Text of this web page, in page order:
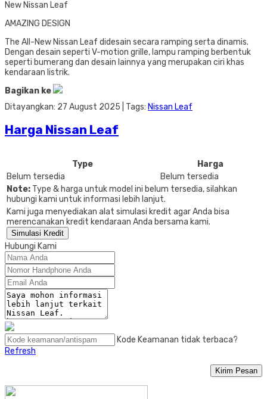
New Nissan Leaf
AMAZING DESIGN
The All-New Nissan Leaf didesain secara ramping serta dinamis.
Dengan desain seperti V-motion grille, lampu ramping berbentuk
seperti bumerang dan desain lainnya yang merupakan ciri khas
kendaraan listrik.
Bagikan ke
Ditayangkan: 27 August 2025 | Tags: Nissan Leaf
Harga Nissan Leaf
Type
Harga
Belum tersedia
Belum tersedia
Note: Type & harga untuk model ini belum tersedia, silahkan
hubungi kami untuk informasi lebih lanjut.
Kami juga menyediakan alat simulasi kredit agar Anda bisa
merencanakan kredit kendaraan Anda bersama kami.
Simulasi Kredit
Hubungi Kami
Kode Keamanan tidak terbaca?
Refresh
Kirim Pesan